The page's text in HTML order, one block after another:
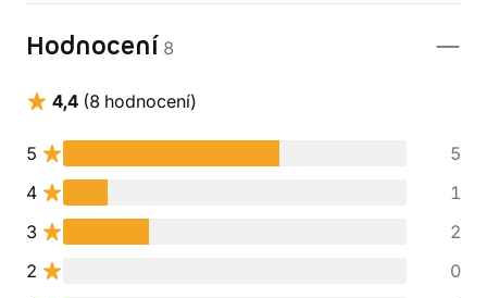
Hodnocení 8
4,4 (8 hodnocení)
5
5
4
1
3
2
2
0